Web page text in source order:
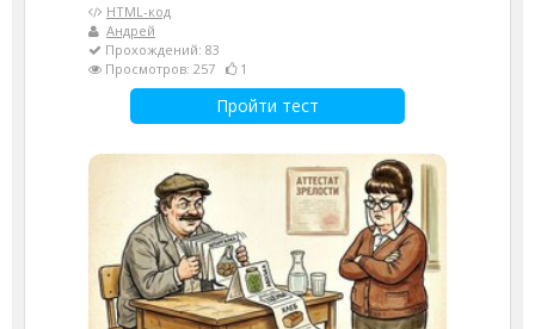
HTML-код
Андрей
Прохождений: 83
Просмотров: 257
1
Пройти тест